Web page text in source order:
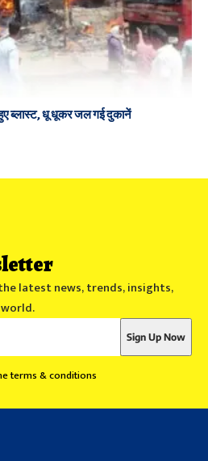
हुए ब्लास्ट, धू धूकर जल गई दुकानें
latest news, trends, insights,
terms & conditions